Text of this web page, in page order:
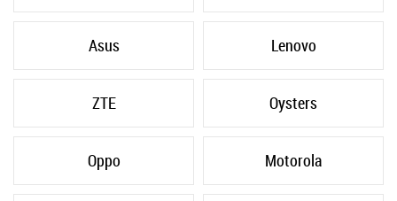
Asus Lenovo
ZTE Oysters
Oppo Motorola